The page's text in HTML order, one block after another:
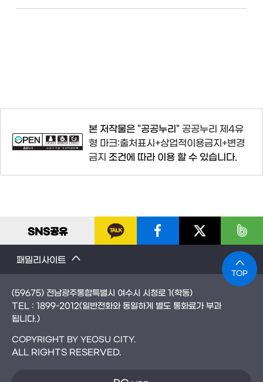
본 저작물은 "공공누리" 공공누리 제4유
형 마크:출처표시+상업적이용금지+변경
금지 조건에 따라 이용 할 수 있습니다.
SNS공유
패밀리사이트
TOP
(59675) 전남광주통합특별시 여수시 시청로 1(학동)
TEL : 1899-2012(일반전화와 동일하게 별도 통화료가 부과
됩니다.)
COPYRIGHT BY YEOSU CITY.
ALL RIGHTS RESERVED.